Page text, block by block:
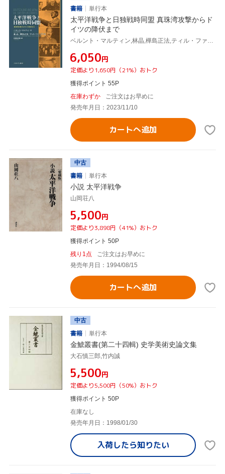
書籍
単行本
太平洋戦争と日独戦時同盟 真珠湾攻撃からド
イツの降伏まで
ベルント・マルティン,林晶,樺島正法,ティル・ファンゴア
¥6,050円
定価より1,650円（21%）おトク
獲得ポイント 55P
在庫わずか
ご注文はお早めに
発売年月日：2023/11/10
カートへ追加
中古
書籍
単行本
小説 太平洋戦争
山岡荘八
¥5,500円
定価より3,898円（41%）おトク
獲得ポイント 50P
残り1点
ご注文はお早めに
発売年月日：1994/08/15
カートへ追加
中古
書籍
単行本
金鯱叢書(第二十四輯) 史学美術史論文集
大石慎三郎,竹内誠
¥5,500円
定価より5,500円（50%）おトク
獲得ポイント 50P
在庫なし
発売年月日：1998/01/30
入荷したら知りたい